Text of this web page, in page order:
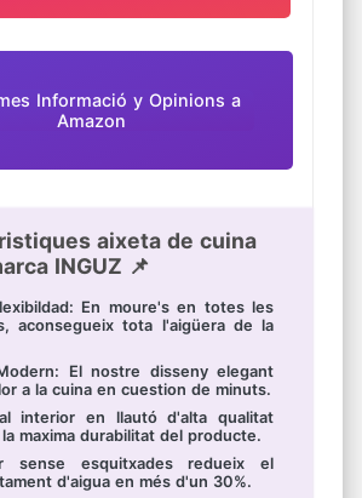
Informació y Opinions a
Amazon
aixeta de cuina
INGUZ 📌
En moure's en totes les
aconsegueix tota l'aigüera de la
El nostre disseny elegant
a la cuina en cuestion de minuts.
interior en llautó d'alta qualitat
maxima durabilitat del producte.
sense esquitxades redueix el
d'aigua en més d'un 30%.